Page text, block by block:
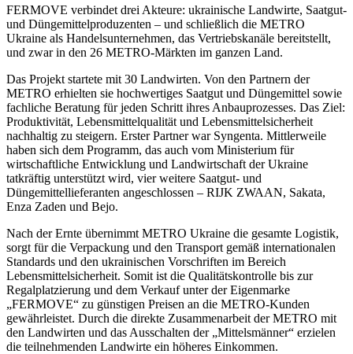
FERMOVE verbindet drei Akteure: ukrainische Landwirte, Saatgut-
und Düngemittelproduzenten – und schließlich die METRO
Ukraine als Handelsunternehmen, das Vertriebskanäle bereitstellt,
und zwar in den 26 METRO-Märkten im ganzen Land.
Das Projekt startete mit 30 Landwirten. Von den Partnern der
METRO erhielten sie hochwertiges Saatgut und Düngemittel sowie
fachliche Beratung für jeden Schritt ihres Anbauprozesses. Das Ziel:
Produktivität, Lebensmittelqualität und Lebensmittelsicherheit
nachhaltig zu steigern. Erster Partner war Syngenta. Mittlerweile
haben sich dem Programm, das auch vom Ministerium für
wirtschaftliche Entwicklung und Landwirtschaft der Ukraine
tatkräftig unterstützt wird, vier weitere Saatgut- und
Düngemittellieferanten angeschlossen – RIJK ZWAAN, Sakata,
Enza Zaden und Bejo.
Nach der Ernte übernimmt METRO Ukraine die gesamte Logistik,
sorgt für die Verpackung und den Transport gemäß internationalen
Standards und den ukrainischen Vorschriften im Bereich
Lebensmittelsicherheit. Somit ist die Qualitätskontrolle bis zur
Regalplatzierung und dem Verkauf unter der Eigenmarke
„FERMOVE“ zu günstigen Preisen an die METRO-Kunden
gewährleistet. Durch die direkte Zusammenarbeit der METRO mit
den Landwirten und das Ausschalten der „Mittelsmänner“ erzielen
die teilnehmenden Landwirte ein höheres Einkommen.